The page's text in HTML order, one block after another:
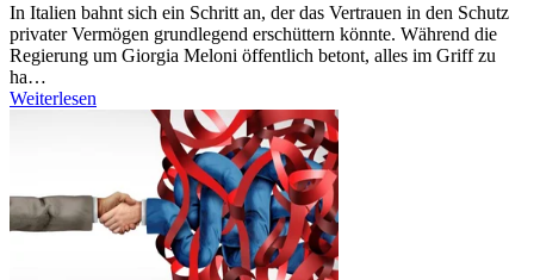
In Italien bahnt sich ein Schritt an, der das Vertrauen in den Schutz
privater Vermögen grundlegend erschüttern könnte. Während die
Regierung um Giorgia Meloni öffentlich betont, alles im Griff zu
ha…
Weiterlesen